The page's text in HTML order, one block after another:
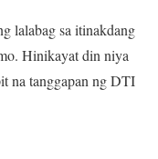
lalabag sa itinakdang
Hinikayat din niya
na tanggapan ng DTI